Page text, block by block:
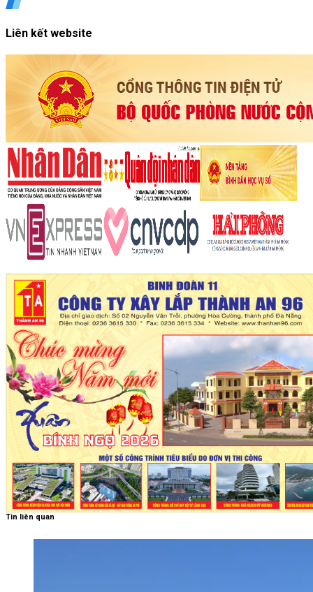
Liên kết website
Tin liên quan